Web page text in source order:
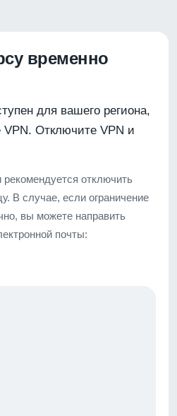
временно
для вашего региона,
VPN. Отключите VPN и
отключить
В случае, если ограничение
вы можете направить
почты: